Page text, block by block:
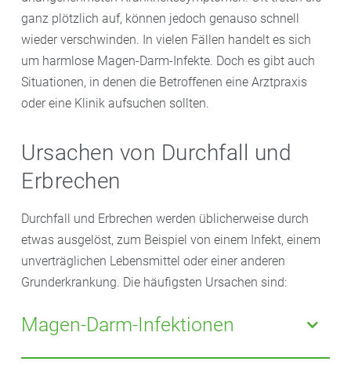
ganz plötzlich auf, können jedoch genauso schnell
wieder verschwinden. In vielen Fällen handelt es sich
um harmlose Magen-Darm-Infekte. Doch es gibt auch
Situationen, in denen die Betroffenen eine Arztpraxis
oder eine Klinik aufsuchen sollten.
Ursachen von Durchfall und
Erbrechen
Durchfall und Erbrechen werden üblicherweise durch
etwas ausgelöst, zum Beispiel von einem Infekt, einem
unverträglichen Lebensmittel oder einer anderen
Grunderkrankung. Die häufigsten Ursachen sind:
Magen-Darm-Infektionen
Die meisten Magen-Darm-Infektionen werden durch